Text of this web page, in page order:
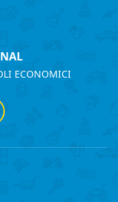
ECONOMICI